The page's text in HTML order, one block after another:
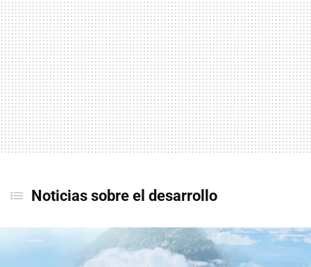
Noticias sobre el desarrollo